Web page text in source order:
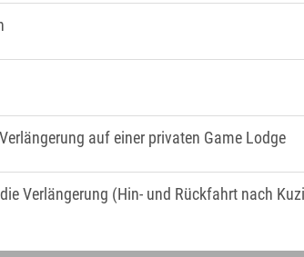
auf einer privaten Game Lodge
Verlängerung (Hin- und Rückfahrt nach